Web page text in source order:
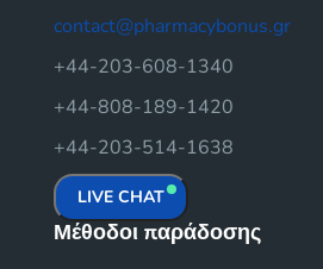
contact@pharmacybonus.gr
+44-203-608-1340
+44-808-189-1420
+44-203-514-1638
LIVE CHAT
Μέθοδοι παράδοσης